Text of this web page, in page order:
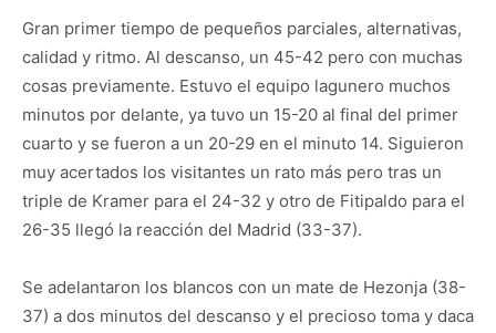
Gran primer tiempo de pequeños parciales, alternativas,
calidad y ritmo. Al descanso, un 45-42 pero con muchas
cosas previamente. Estuvo el equipo lagunero muchos
minutos por delante, ya tuvo un 15-20 al final del primer
cuarto y se fueron a un 20-29 en el minuto 14. Siguieron
muy acertados los visitantes un rato más pero tras un
triple de Kramer para el 24-32 y otro de Fitipaldo para el
26-35 llegó la reacción del Madrid (33-37).
Se adelantaron los blancos con un mate de Hezonja (38-
37) a dos minutos del descanso y el precioso toma y daca